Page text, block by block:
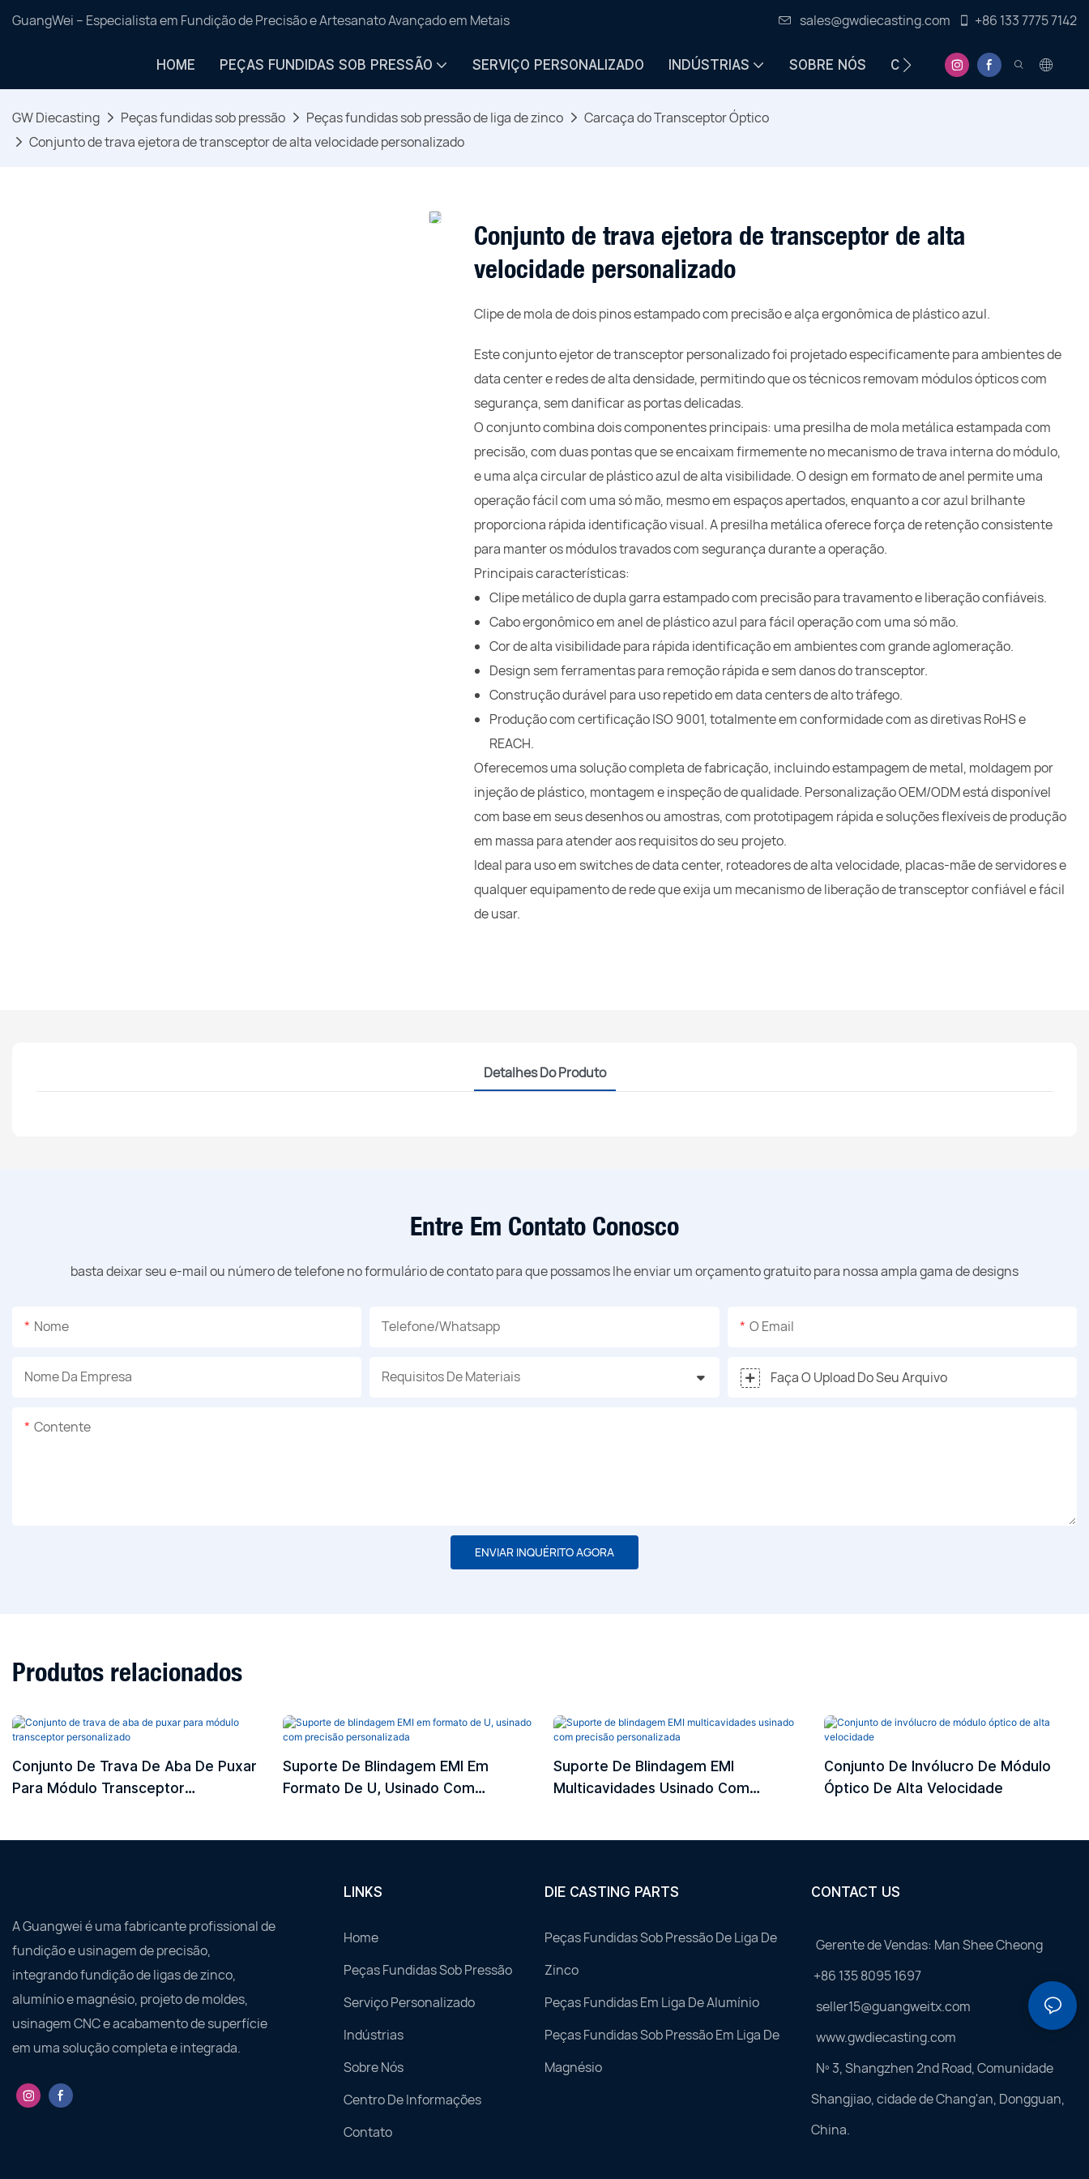
GuangWei – Especialista em Fundição de Precisão e Artesanato Avançado em Metais sales@gwdiecasting.com +86 133 7775 7142
HOME PEÇAS FUNDIDAS SOB PRESSÃO SERVIÇO PERSONALIZADO INDÚSTRIAS SOBRE NÓS CENTRO DE INFORMAÇÕES
GW Diecasting Peças fundidas sob pressão Peças fundidas sob pressão de liga de zinco
Carcaça do Transceptor Óptico
Conjunto de trava ejetora de transceptor de alta velocidade personalizado
Conjunto de trava ejetora de transceptor de alta
velocidade personalizado
Clipe de mola de dois pinos estampado com precisão e alça ergonômica de plástico azul.
Este conjunto ejetor de transceptor personalizado foi projetado especificamente para ambientes de
data center e redes de alta densidade, permitindo que os técnicos removam módulos ópticos com
segurança, sem danificar as portas delicadas.
O conjunto combina dois componentes principais: uma presilha de mola metálica estampada com
precisão, com duas pontas que se encaixam firmemente no mecanismo de trava interna do módulo,
e uma alça circular de plástico azul de alta visibilidade. O design em formato de anel permite uma
operação fácil com uma só mão, mesmo em espaços apertados, enquanto a cor azul brilhante
proporciona rápida identificação visual. A presilha metálica oferece força de retenção consistente
para manter os módulos travados com segurança durante a operação.
Principais características:
Clipe metálico de dupla garra estampado com precisão para travamento e liberação confiáveis.
Cabo ergonômico em anel de plástico azul para fácil operação com uma só mão.
Cor de alta visibilidade para rápida identificação em ambientes com grande aglomeração.
Design sem ferramentas para remoção rápida e sem danos do transceptor.
Construção durável para uso repetido em data centers de alto tráfego.
Produção com certificação ISO 9001, totalmente em conformidade com as diretivas RoHS e
REACH.
Oferecemos uma solução completa de fabricação, incluindo estampagem de metal, moldagem por
injeção de plástico, montagem e inspeção de qualidade. Personalização OEM/ODM está disponível
com base em seus desenhos ou amostras, com prototipagem rápida e soluções flexíveis de produção
em massa para atender aos requisitos do seu projeto.
Ideal para uso em switches de data center, roteadores de alta velocidade, placas-mãe de servidores e
qualquer equipamento de rede que exija um mecanismo de liberação de transceptor confiável e fácil
de usar.
Detalhes Do Produto
Entre Em Contato Conosco
basta deixar seu e-mail ou número de telefone no formulário de contato para que possamos lhe enviar um orçamento gratuito para nossa ampla gama de designs
Nome Telefone/whatsapp O Email
Nome Da Empresa Requisitos De Materiais Faça O Upload Do Seu Arquivo
Contente
ENVIAR INQUÉRITO AGORA
Produtos relacionados
Conjunto De Trava De Aba De Puxar
Para Módulo Transceptor
Suporte De Blindagem EMI Em
Formato De U, Usinado Com
Suporte De Blindagem EMI
Multicavidades Usinado Com
Conjunto De Invólucro De Módulo
Óptico De Alta Velocidade
A Guangwei é uma fabricante profissional de
fundição e usinagem de precisão,
integrando fundição de ligas de zinco,
alumínio e magnésio, projeto de moldes,
usinagem CNC e acabamento de superfície
em uma solução completa e integrada.
LINKS
Home
Peças Fundidas Sob Pressão
Serviço Personalizado
Indústrias
Sobre Nós
Centro De Informações
Contato
DIE CASTING PARTS
Peças Fundidas Sob Pressão De Liga De
Zinco
Peças Fundidas Em Liga De Alumínio
Peças Fundidas Sob Pressão Em Liga De
Magnésio
CONTACT US
Gerente de Vendas: Man Shee Cheong
+86 135 8095 1697
seller15@guangweitx.com
www.gwdiecasting.com
Nº 3, Shangzhen 2nd Road, Comunidade
Shangjiao, cidade de Chang'an, Dongguan,
China.